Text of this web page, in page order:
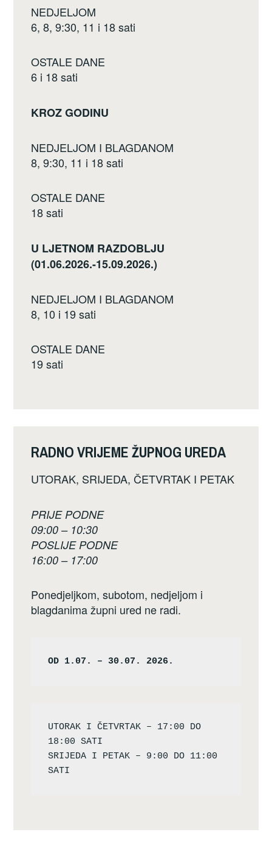
NEDJELJOM
6, 8, 9:30, 11 i 18 sati
OSTALE DANE
6 i 18 sati
KROZ GODINU
NEDJELJOM I BLAGDANOM
8, 9:30, 11 i 18 sati
OSTALE DANE
18 sati
U LJETNOM RAZDOBLJU
(01.06.2026.-15.09.2026.)
NEDJELJOM I BLAGDANOM
8, 10 i 19 sati
OSTALE DANE
19 sati
RADNO VRIJEME ŽUPNOG UREDA
UTORAK, SRIJEDA, ČETVRTAK I PETAK
PRIJE PODNE
09:00 – 10:30
POSLIJE PODNE
16:00 – 17:00
Ponedjeljkom, subotom, nedjeljom i
blagdanima župni ured ne radi.
OD 1.07. – 30.07. 2026.
UTORAK I ČETVRTAK – 17:00 DO
18:00 SATI
SRIJEDA I PETAK – 9:00 DO 11:00